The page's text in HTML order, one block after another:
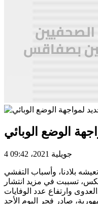
الوضع الوبائي
4 جويلية 2021، 09:42
الذي تعيشه بلادنا، وأسباب التفشي
العكس، تسببت في مزيد انتشار